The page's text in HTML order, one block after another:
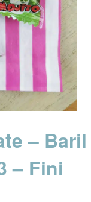
– Baril
– Fini